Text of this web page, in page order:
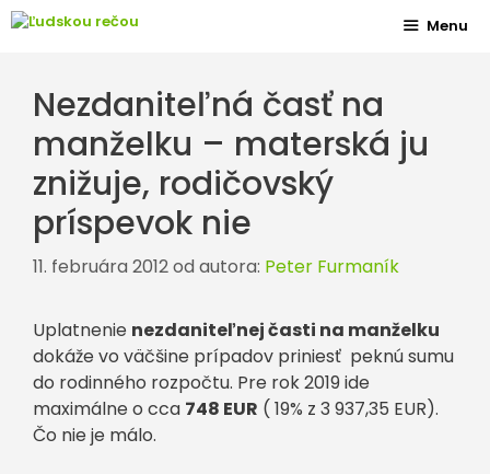
Preskočiť
Menu
Nezdaniteľná časť na
manželku – materská ju
znižuje, rodičovský
príspevok nie
11. februára 2012od autora: Peter Furmaník
Uplatnenie nezdaniteľnej časti na manželku
dokáže vo väčšine prípadov priniesť peknú sumu
do rodinného rozpočtu. Pre rok 2019 ide
maximálne o cca 748 EUR ( 19% z 3 937,35 EUR).
Čo nie je málo.